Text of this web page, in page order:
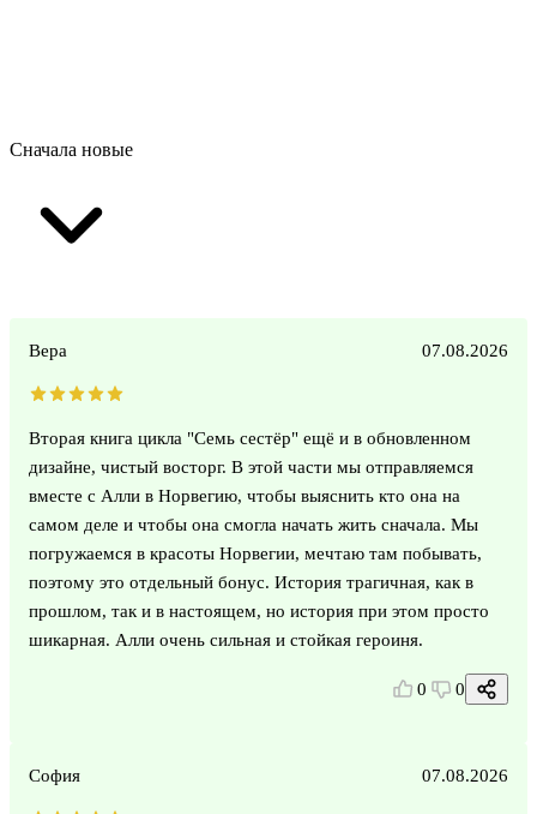
Сначала новые
Вера 07.08.2026
Вторая книга цикла "Семь сестёр" ещё и в обновленном
дизайне, чистый восторг. В этой части мы отправляемся
вместе с Алли в Норвегию, чтобы выяснить кто она на
самом деле и чтобы она смогла начать жить сначала. Мы
погружаемся в красоты Норвегии, мечтаю там побывать,
поэтому это отдельный бонус. История трагичная, как в
прошлом, так и в настоящем, но история при этом просто
шикарная. Алли очень сильная и стойкая героиня.
0 0
София 07.08.2026